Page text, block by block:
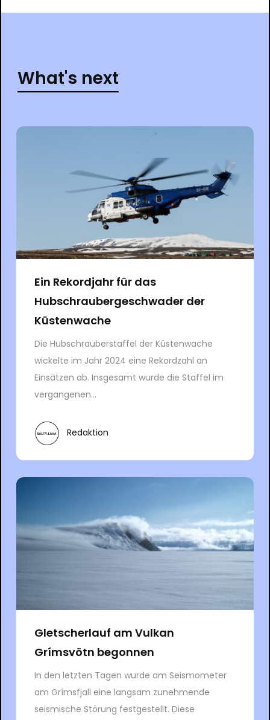
What's next
Ein Rekordjahr für das
Hubschraubergeschwader der
Küstenwache
Die Hubschrauberstaffel der Küstenwache
wickelte im Jahr 2024 eine Rekordzahl an
Einsätzen ab. Insgesamt wurde die Staffel im
vergangenen...
Redaktion
Gletscherlauf am Vulkan
Grímsvötn begonnen
In den letzten Tagen wurde am Seismometer
am Grímsfjall eine langsam zunehmende
seismische Störung festgestellt. Diese